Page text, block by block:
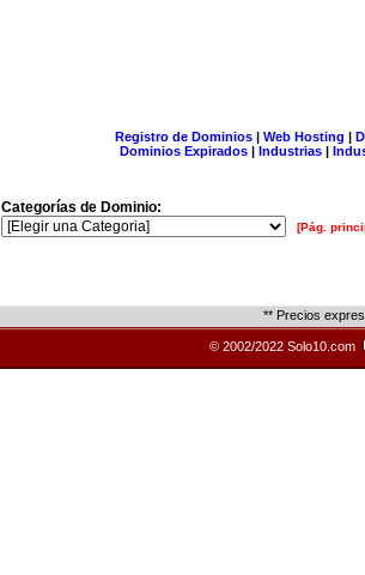
Registro de Dominios| Web Hosting |
Dominios Expirados | Industrias |
Categorías de Dominio:
[Pág.
** Precios
© 2002/2022 Solo10.com